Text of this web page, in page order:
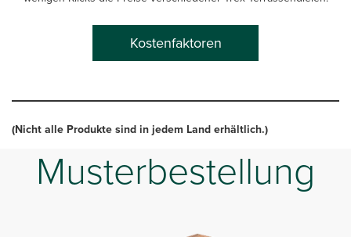
Kostenfaktoren
(Nicht alle Produkte sind in jedem Land erhältlich.)
Musterbestellung